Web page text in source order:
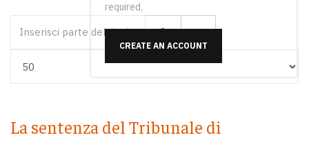
required.
CREATE AN ACCOUNT
La sentenza del Tribunale di